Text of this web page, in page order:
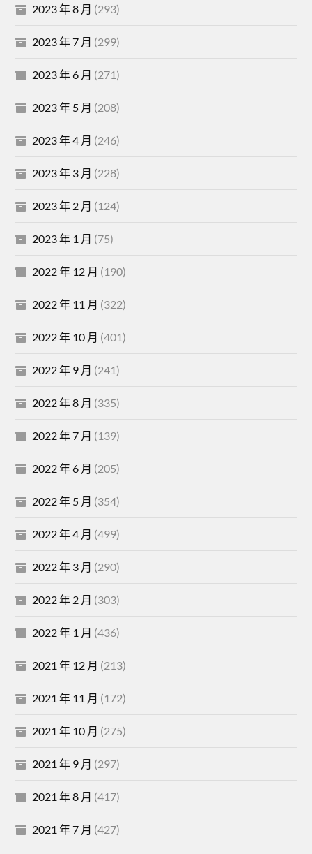
2023 年 8 月 (293)
2023 年 7 月 (299)
2023 年 6 月 (271)
2023 年 5 月 (208)
2023 年 4 月 (246)
2023 年 3 月 (228)
2023 年 2 月 (124)
2023 年 1 月 (75)
2022 年 12 月 (190)
2022 年 11 月 (322)
2022 年 10 月 (401)
2022 年 9 月 (241)
2022 年 8 月 (335)
2022 年 7 月 (139)
2022 年 6 月 (205)
2022 年 5 月 (354)
2022 年 4 月 (499)
2022 年 3 月 (290)
2022 年 2 月 (303)
2022 年 1 月 (436)
2021 年 12 月 (213)
2021 年 11 月 (172)
2021 年 10 月 (275)
2021 年 9 月 (297)
2021 年 8 月 (417)
2021 年 7 月 (427)